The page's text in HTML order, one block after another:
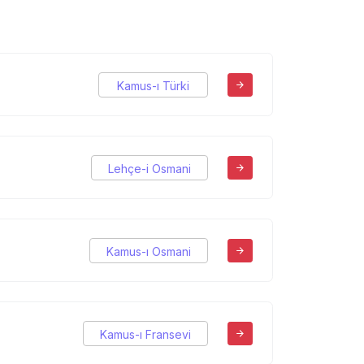
Kamus-ı Türki
Lehçe-i Osmani
Kamus-ı Osmani
Kamus-ı Fransevi